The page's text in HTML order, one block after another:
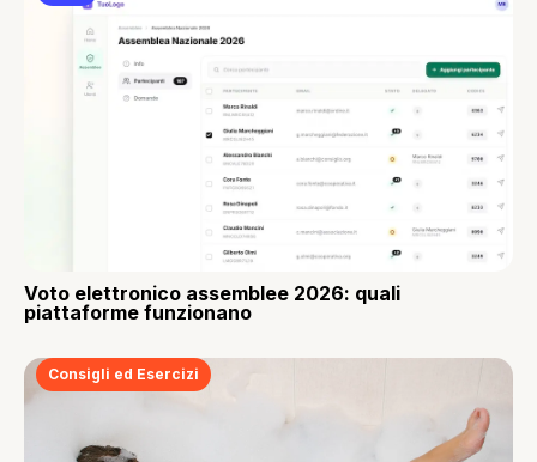
Voto elettronico assemblee 2026: quali
piattaforme funzionano
Consigli ed Esercizi